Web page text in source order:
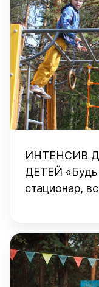
ИНТЕНСИВ
ДЕТЕЙ «Будь
стационар,